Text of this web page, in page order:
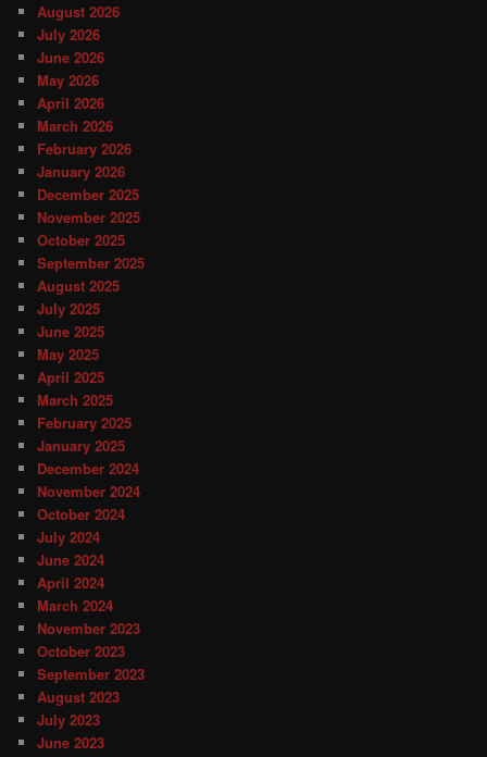
August 2026
July 2026
June 2026
May 2026
April 2026
March 2026
February 2026
January 2026
December 2025
November 2025
October 2025
September 2025
August 2025
July 2025
June 2025
May 2025
April 2025
March 2025
February 2025
January 2025
December 2024
November 2024
October 2024
July 2024
June 2024
April 2024
March 2024
November 2023
October 2023
September 2023
August 2023
July 2023
June 2023